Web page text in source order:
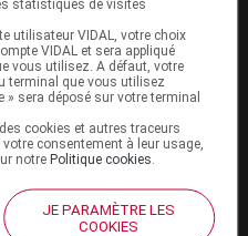
?
et
statistiques de visites
utilisateur VIDAL, votre choix
VIDAL et sera appliqué
vous utilisez. A défaut, votre
terminal que vous utilisez
sera déposé sur votre terminal
cookies et autres traceurs
consentement à leur usage,
notrePolitique cookies
JE PARAMÈTRE LES
COOKIES